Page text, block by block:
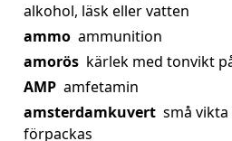
alkohol, läsk eller vatten
ammo ammunition
amorös kärlek med tonvikt
AMP amfetamin
amsterdamkuvert små
förpackas